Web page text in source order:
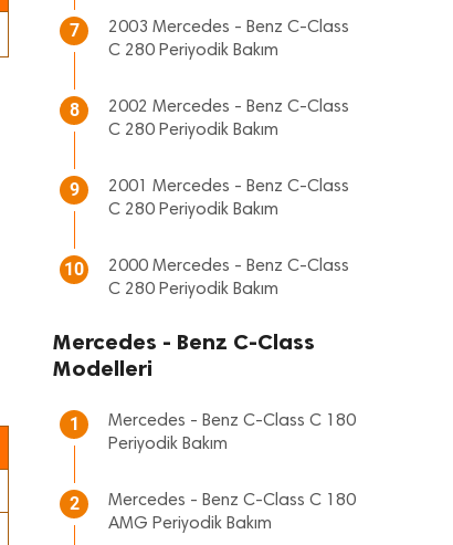
7
2003 Mercedes - Benz C-Class
C 280 Periyodik Bakım
8
2002 Mercedes - Benz C-Class
C 280 Periyodik Bakım
9
2001 Mercedes - Benz C-Class
C 280 Periyodik Bakım
10
2000 Mercedes - Benz C-Class
C 280 Periyodik Bakım
Mercedes - Benz C-Class
Modelleri
1
Mercedes - Benz C-Class C 180
Periyodik Bakım
2
Mercedes - Benz C-Class C 180
AMG Periyodik Bakım